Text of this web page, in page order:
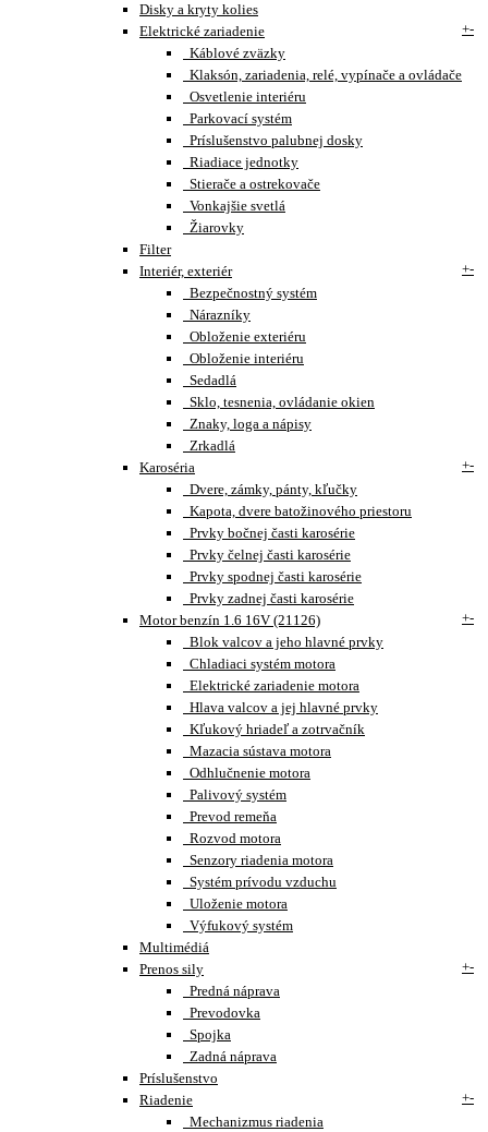
Disky a kryty kolies
Elektrické zariadenie
+-
Káblové zväzky
Klaksón, zariadenia, relé, vypínače a ovládače
Osvetlenie interiéru
Parkovací systém
Príslušenstvo palubnej dosky
Riadiace jednotky
Stierače a ostrekovače
Vonkajšie svetlá
Žiarovky
Filter
Interiér, exteriér
+-
Bezpečnostný systém
Nárazníky
Obloženie exteriéru
Obloženie interiéru
Sedadlá
Sklo, tesnenia, ovládanie okien
Znaky, loga a nápisy
Zrkadlá
Karoséria
+-
Dvere, zámky, pánty, kľučky
Kapota, dvere batožinového priestoru
Prvky bočnej časti karosérie
Prvky čelnej časti karosérie
Prvky spodnej časti karosérie
Prvky zadnej časti karosérie
Motor benzín 1.6 16V (21126)
+-
Blok valcov a jeho hlavné prvky
Chladiaci systém motora
Elektrické zariadenie motora
Hlava valcov a jej hlavné prvky
Kľukový hriadeľ a zotrvačník
Mazacia sústava motora
Odhlučnenie motora
Palivový systém
Prevod remeňa
Rozvod motora
Senzory riadenia motora
Systém prívodu vzduchu
Uloženie motora
Výfukový systém
Multimédiá
Prenos sily
+-
Predná náprava
Prevodovka
Spojka
Zadná náprava
Príslušenstvo
Riadenie
+-
Mechanizmus riadenia